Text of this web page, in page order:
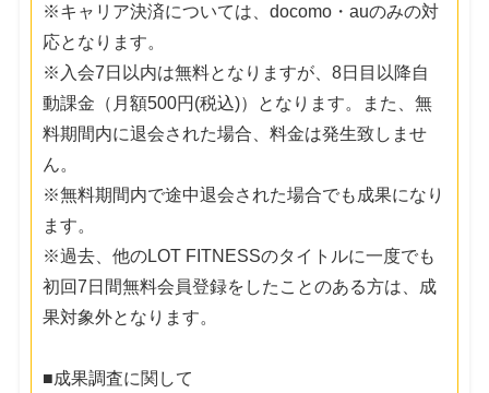
※キャリア決済については、docomo・auのみの対
応となります。
※入会7日以内は無料となりますが、8日目以降自
動課金（月額500円(税込)）となります。また、無
料期間内に退会された場合、料金は発生致しませ
ん。
※無料期間内で途中退会された場合でも成果になり
ます。
※過去、他のLOT FITNESSのタイトルに一度でも
初回7日間無料会員登録をしたことのある方は、成
果対象外となります。
■成果調査に関して